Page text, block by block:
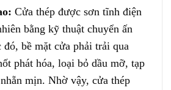
Cửa thép được sơn tĩnh điện
bằng kỹ thuật chuyển ấn
bề mặt cửa phải trải qua
phát hóa, loại bỏ dầu mỡ, tạp
mịn. Nhờ vậy, cửa thép